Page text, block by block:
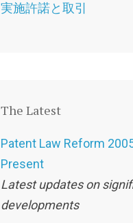
実施許諾と取引
The Latest
Patent Law Reform
Present
Latest updates on
developments